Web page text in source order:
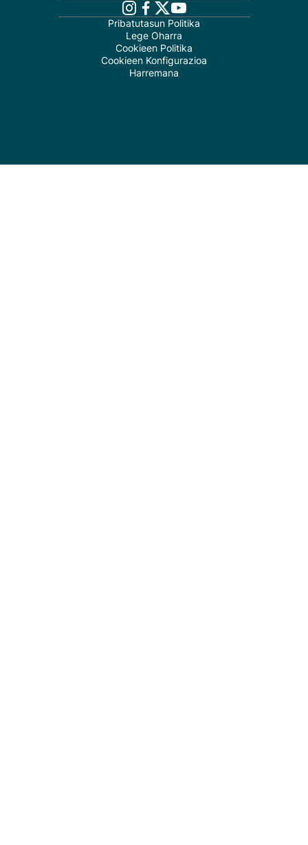
Pribatutasun Politika
Lege Oharra
Cookieen Politika
Cookieen Konfigurazioa
Harremana